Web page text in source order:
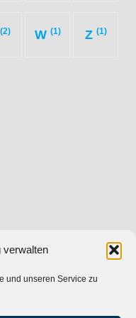
verwalten
und unseren Service zu
(2) W (1) Z (1)